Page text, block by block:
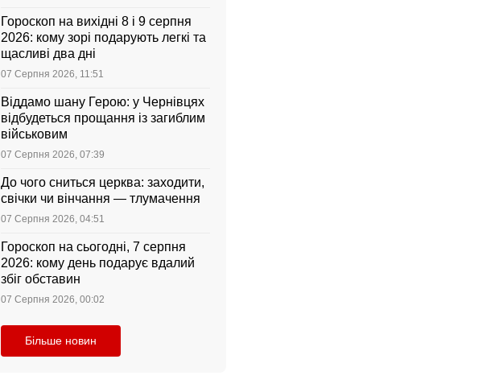
Гороскоп на вихідні 8 і 9 серпня
2026: кому зорі подарують легкі та
щасливі два дні
07 Серпня 2026, 11:51
Віддамо шану Герою: у Чернівцях
відбудеться прощання із загиблим
військовим
07 Серпня 2026, 07:39
До чого сниться церква: заходити,
свічки чи вінчання — тлумачення
07 Серпня 2026, 04:51
Гороскоп на сьогодні, 7 серпня
2026: кому день подарує вдалий
збіг обставин
07 Серпня 2026, 00:02
Більше новин